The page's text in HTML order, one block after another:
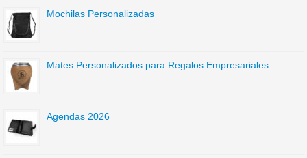
Mochilas Personalizadas
Mates Personalizados para Regalos Empresariales
Agendas 2026